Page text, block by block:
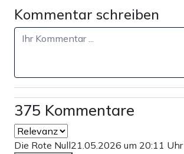
Kommentar schreiben
375 Kommentare
Die Rote Null21.05.2026 um 20:11 Uhr